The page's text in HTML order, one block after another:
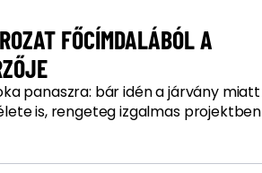
FŐCÍMDALÁBÓL A
panaszra: bár idén a járvány miatt
is, rengeteg izgalmas projektben